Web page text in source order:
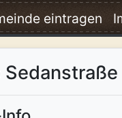
eintragen